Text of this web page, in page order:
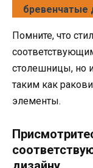
бревенчатые
Помните, что
столешницы, но
таким как
элементы.